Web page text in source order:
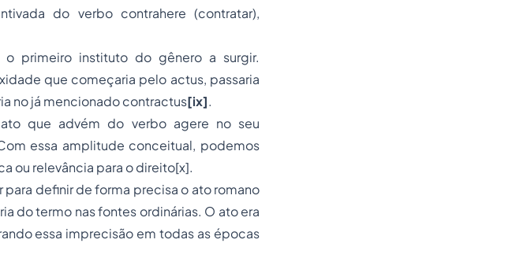
do verbo contrahere (contratar),
primeiro instituto do gênero a surgir.
que começaria pelo actus, passaria
no já mencionado contractus[ix].
que advém do verbo agere no seu
essa amplitude conceitual, podemos
ou relevância para o direito[x].
definir de forma precisa o ato romano
do termo nas fontes ordinárias. O ato era
essa imprecisão em todas as épocas